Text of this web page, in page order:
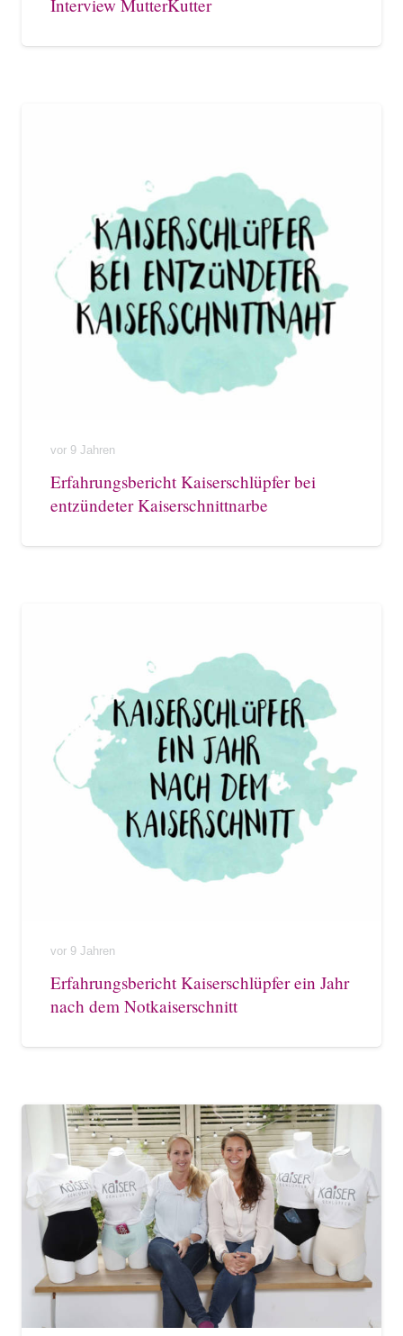
Interview MutterKutter
vor 9 Jahren
Erfahrungsbericht Kaiserschlüpfer bei
entzündeter Kaiserschnittnarbe
vor 9 Jahren
Erfahrungsbericht Kaiserschlüpfer ein Jahr
nach dem Notkaiserschnitt